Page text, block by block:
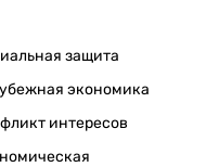
защита
экономика
интересов